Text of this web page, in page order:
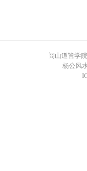
闾山道䇾学
杨公风